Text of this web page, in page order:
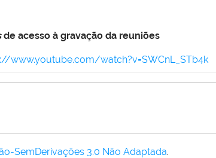
de acesso à gravação da reuniões
www.youtube.com/watch?v=SWCnL_STb4k
SemDerivações 3.0 Não Adaptada.